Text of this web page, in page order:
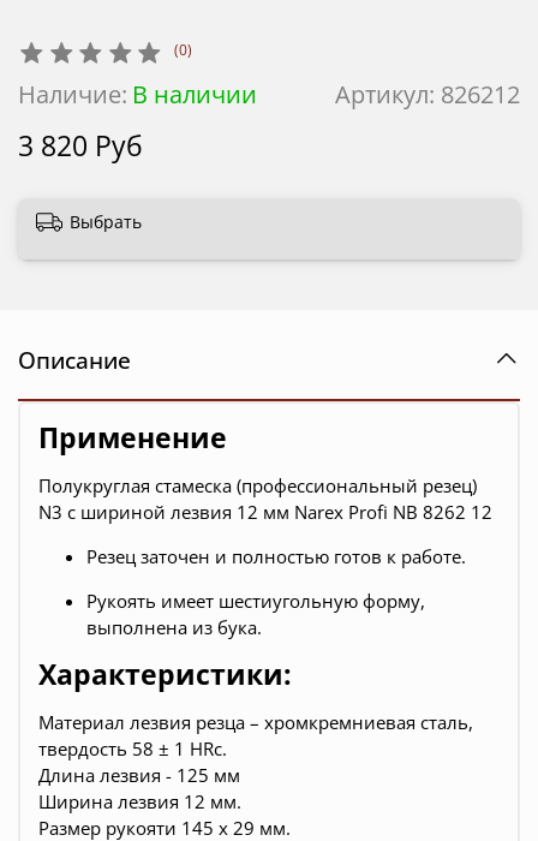
(0)
Артикул: 826212
Наличие: В наличии
3 820 Руб
Выбрать
Описание
Применение
Полукруглая стамеска (профессиональный резец)
N3 с шириной лезвия 12 мм Narex Profi NB 8262 12
Резец заточен и полностью готов к работе.
Рукоять имеет шестиугольную форму,
выполнена из бука.
Характеристики:
Материал лезвия резца – хромкремниевая сталь,
твердость 58 ± 1 HRc.
Длина лезвия - 125 мм
Ширина лезвия 12 мм.
Размер рукояти 145 х 29 мм.